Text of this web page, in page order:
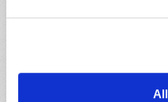
comunicazione
antecedenti la
indipendentemente
rinuncia. L’importo
credito formativo,